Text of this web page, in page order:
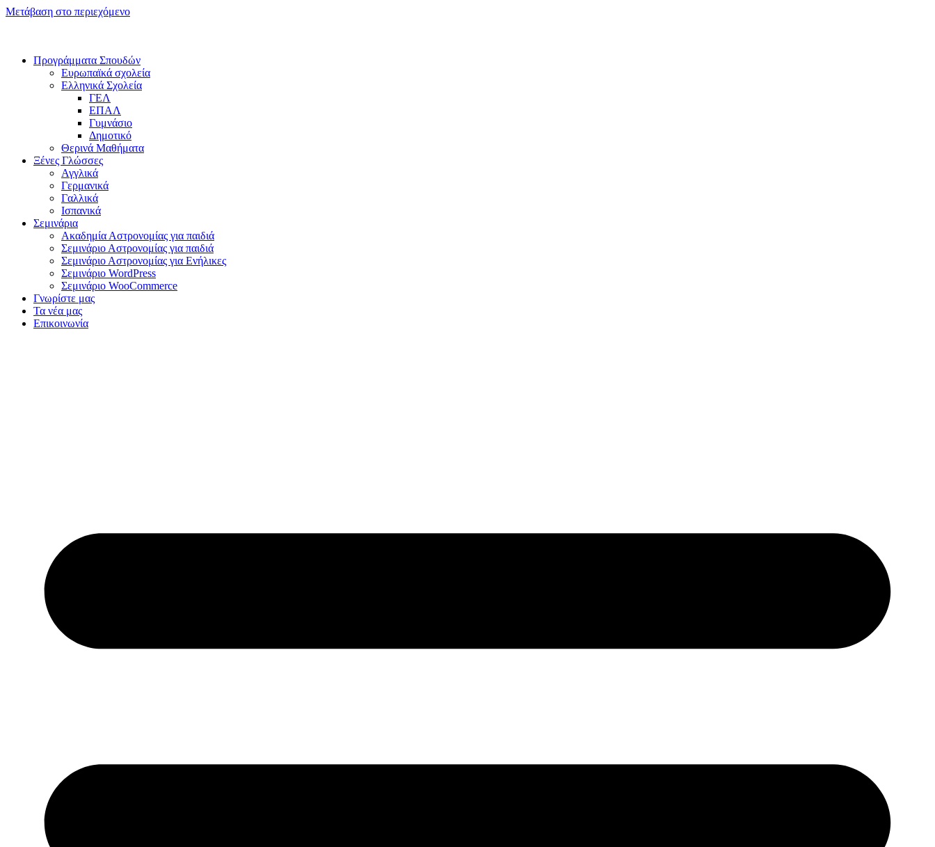
Μετάβαση στο περιεχόμενο
Προγράμματα Σπουδών
Ευρωπαϊκά σχολεία
Ελληνικά Σχολεία
ΓΕΛ
ΕΠΑΛ
Γυμνάσιο
Δημοτικό
Θερινά Μαθήματα
Ξένες Γλώσσες
Αγγλικά
Γερμανικά
Γαλλικά
Ισπανικά
Σεμινάρια
Ακαδημία Αστρονομίας για παιδιά
Σεμινάριο Αστρονομίας για παιδιά
Σεμινάριο Αστρονομίας για Ενήλικες
Σεμινάριο WordPress
Σεμινάριο WooCommerce
Γνωρίστε μας
Τα νέα μας
Επικοινωνία